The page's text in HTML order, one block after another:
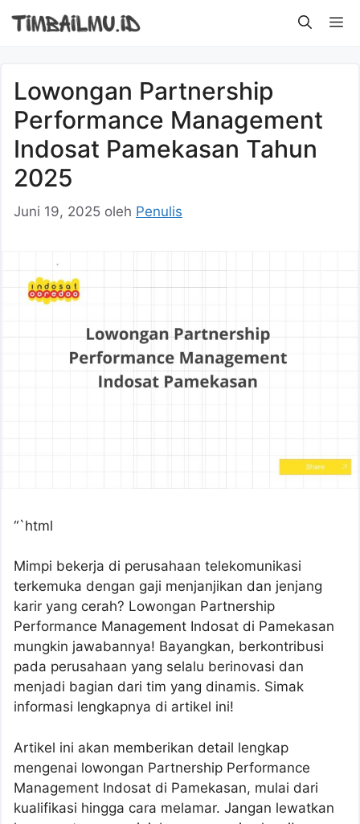
Lowongan Partnership
Performance Management
Indosat Pamekasan Tahun
2025
Juni 19, 2025 oleh Penulis
“`html
Mimpi bekerja di perusahaan telekomunikasi
terkemuka dengan gaji menjanjikan dan jenjang
karir yang cerah? Lowongan Partnership
Performance Management Indosat di Pamekasan
mungkin jawabannya! Bayangkan, berkontribusi
pada perusahaan yang selalu berinovasi dan
menjadi bagian dari tim yang dinamis. Simak
informasi lengkapnya di artikel ini!
Artikel ini akan memberikan detail lengkap
mengenai lowongan Partnership Performance
Management Indosat di Pamekasan, mulai dari
kualifikasi hingga cara melamar. Jangan lewatkan